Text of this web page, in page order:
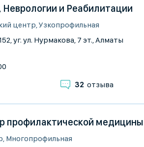
и Реабилитации
центр, Узкопрофильная
уг. ул. Нурмакова, 7 эт., Алматы
32 отзыва
профилактической медицины
Многопрофильная